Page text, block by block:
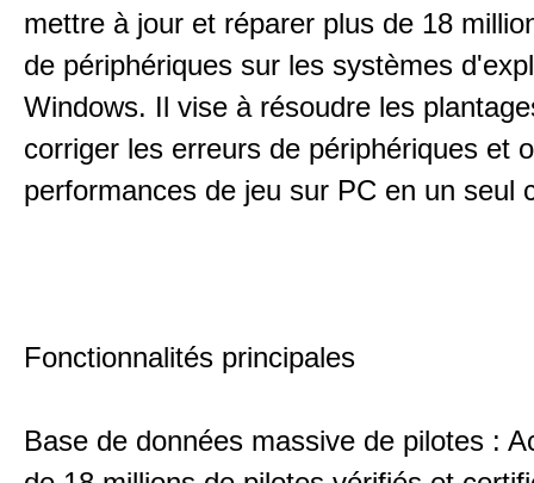
mettre à jour et réparer plus de 18
de périphériques sur les systèmes
Windows. Il vise à résoudre les
corriger les erreurs de périphériques et
performances de jeu sur PC en un seul
Fonctionnalités principales
Base de données massive de pilotes :